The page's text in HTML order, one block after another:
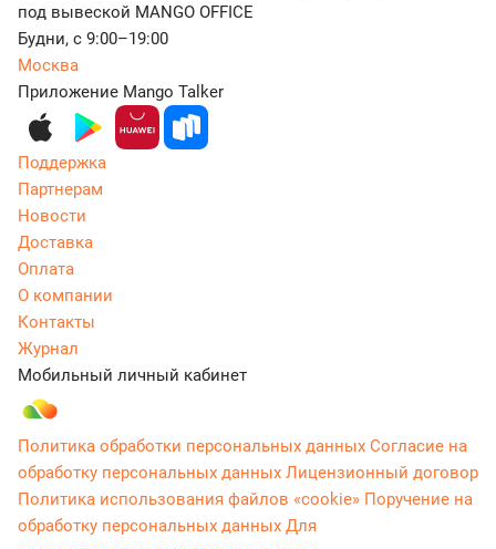
под вывеской MANGO OFFICE
Будни, с 9:00–19:00
Москва
Приложение Mango Talker
Поддержка
Партнерам
Новости
Доставка
Оплата
О компании
Контакты
Журнал
Мобильный личный кабинет
Политика обработки персональных данных Согласие на
обработку персональных данных Лицензионный договор
Политика использования файлов «cookie» Поручение на
обработку персональных данных Для